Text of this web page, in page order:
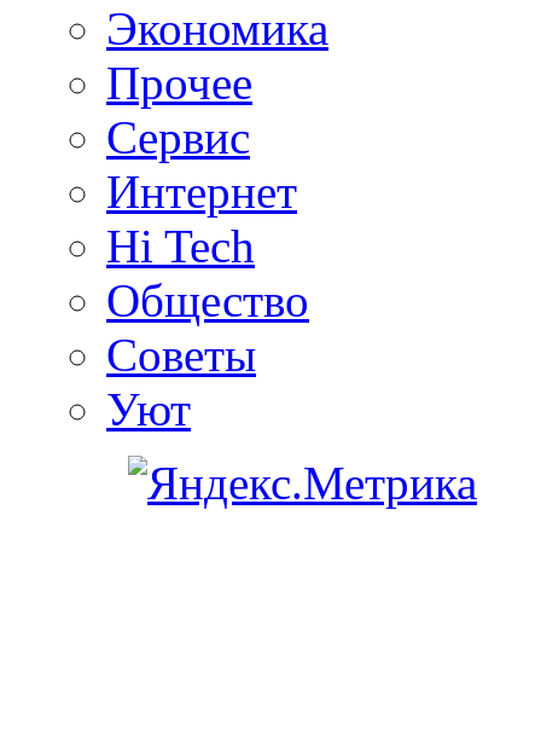
Экономика
Прочее
Сервис
Интернет
Hi Tech
Общество
Советы
Уют